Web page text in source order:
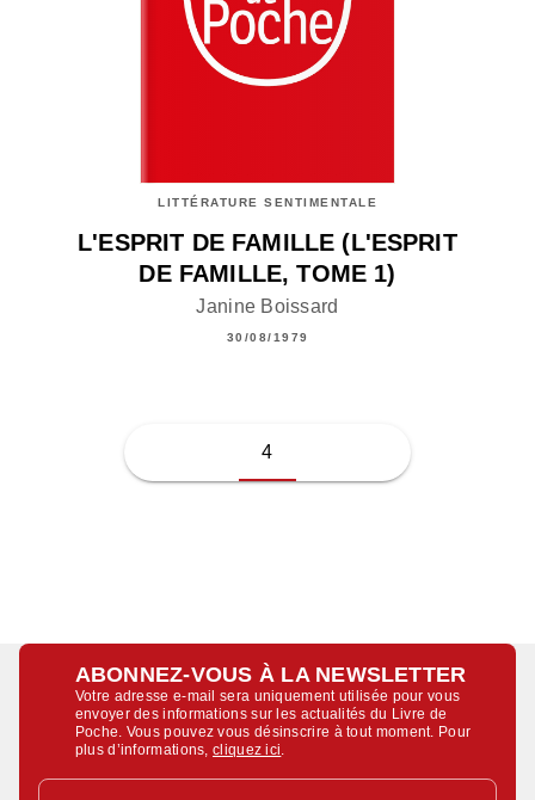
LITTÉRATURE SENTIMENTALE
L'ESPRIT DE FAMILLE (L'ESPRIT
DE FAMILLE, TOME 1)
Janine Boissard
30/08/1979
4
ABONNEZ-VOUS À LA NEWSLETTER
Votre adresse e-mail sera uniquement utilisée pour vous
envoyer des informations sur les actualités du Livre de
Poche. Vous pouvez vous désinscrire à tout moment. Pour
plus d’informations,cliquez ici.